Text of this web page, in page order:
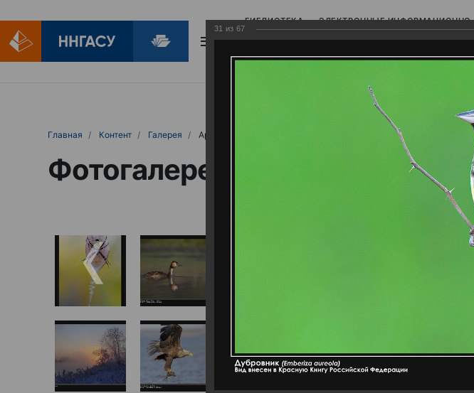
БИБЛИОТЕКА ЭЛЕКТРОННЫЕ
БИБЛИОПОМОЩЬ
Главная Контент Галерея Артемовские луга – жемчужина Нижегородского Поволжья
Фотогалерея
31 из 67